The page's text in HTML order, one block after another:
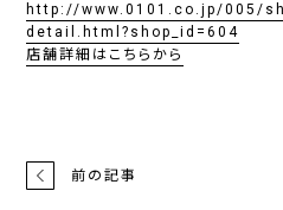
http://www.0101.co.jp/005/
detail.html?shop_id=604
店舗詳細はこちらから
前の記事